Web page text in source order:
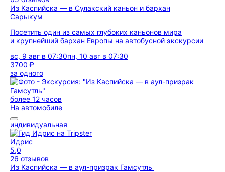
Из Каспийска — в Сулакский каньон и бархан
Сарыкум
Посетить один из самых глубоких каньонов мира
и крупнейший бархан Европы на автобусной экскурсии
вс, 9 авг в 07:30пн, 10 авг в 07:30
3700 ₽
за одного
более 12 часов
На автомобиле
индивидуальная
Идрис
5,0
26 отзывов
Из Каспийска — в аул-призрак Гамсутль